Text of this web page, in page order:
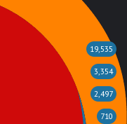
19,535
3,354
2,497
710